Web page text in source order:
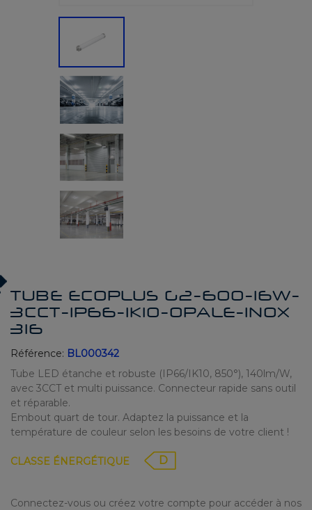
TUBE ECOPLUS G2-600-16W-
3CCT-IP66-IK10-OPALE-INOX
316
Référence: BL000342
Tube LED étanche et robuste (IP66/IK10, 850°), 140lm/W,
avec 3CCT et multi puissance. Connecteur rapide sans outil
et réparable.
Embout quart de tour. Adaptez la puissance et la
température de couleur selon les besoins de votre client !
CLASSE ÉNERGÉTIQUE D
Connectez-vous ou créez votre compte pour accéder à nos